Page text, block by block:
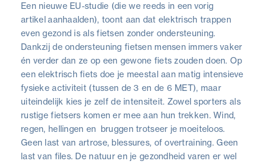
Een nieuwe EU-studie (die we reeds in een vorig
artikel aanhaalden), toont aan dat elektrisch trappen
even gezond is als fietsen zonder ondersteuning.
Dankzij de ondersteuning fietsen mensen immers vaker
én verder dan ze op een gewone fiets zouden doen. Op
een elektrisch fiets doe je meestal aan matig intensieve
fysieke activiteit (tussen de 3 en de 6 MET), maar
uiteindelijk kies je zelf de intensiteit. Zowel sporters als
rustige fietsers komen er mee aan hun trekken. Wind,
regen, hellingen en bruggen trotseer je moeiteloos.
Geen last van artrose, blessures, of overtraining. Geen
last van files. De natuur en je gezondheid varen er wel